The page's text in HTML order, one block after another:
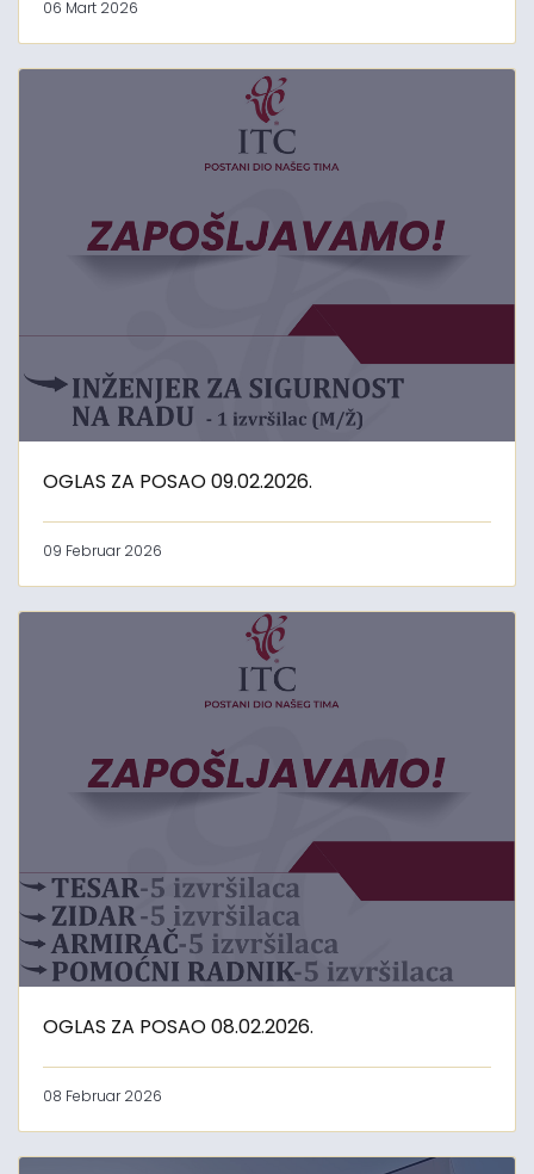
06 Mart 2026
OGLAS ZA POSAO 09.02.2026.
09 Februar 2026
OGLAS ZA POSAO 08.02.2026.
08 Februar 2026